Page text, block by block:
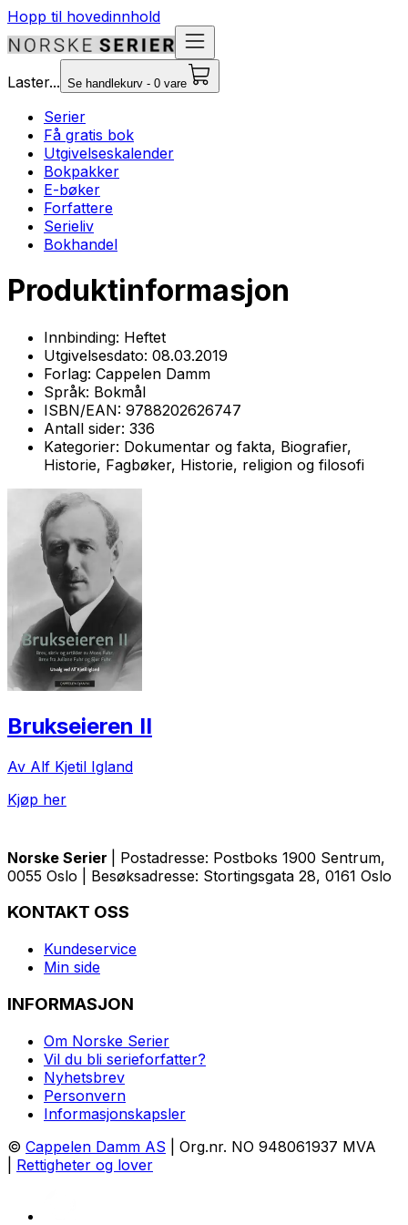
Hopp til hovedinnhold
Laster... Se handlekurv - 0 vare
Serier
Få gratis bok
Utgivelseskalender
Bokpakker
E-bøker
Forfattere
Serieliv
Bokhandel
Produktinformasjon
Innbinding: Heftet
Utgivelsesdato: 08.03.2019
Forlag: Cappelen Damm
Språk: Bokmål
ISBN/EAN: 9788202626747
Antall sider: 336
Kategorier: Dokumentar og fakta, Biografier,
Historie, Fagbøker, Historie, religion og filosofi
Brukseieren II
Av Alf Kjetil Igland
Kjøp her
Norske Serier
| Postadresse: Postboks 1900 Sentrum,
0055 Oslo | Besøksadresse: Stortingsgata 28, 0161 Oslo
KONTAKT OSS
Kundeservice
Min side
INFORMASJON
Om Norske Serier
Vil du bli serieforfatter?
Nyhetsbrev
Personvern
Informasjonskapsler
© Cappelen Damm AS | Org.nr. NO 948061937 MVA
Rettigheter og lover